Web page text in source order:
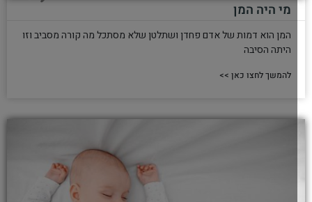
מי היה המן
המן הוא דמות של אדם פחדן ושתלטן שלא מסתכל מה קורה מסביב וזו
היתה הסיבה
להמשך לחצו כאן >>